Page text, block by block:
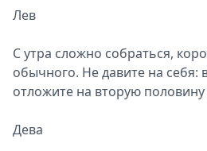
Лев
С утра сложно собраться,
обычного. Не давите на
отложите на вторую половину
Дева